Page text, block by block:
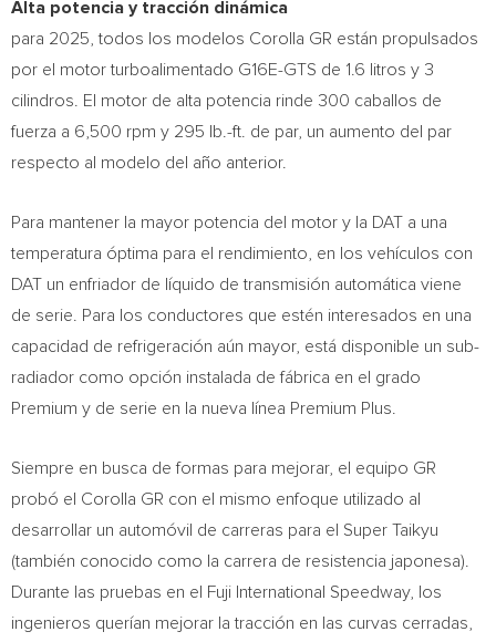
Alta potencia y tracción dinámica
para 2025, todos los modelos Corolla GR están propulsados
por el motor turboalimentado G16E-GTS de 1.6 litros y 3
cilindros. El motor de alta potencia rinde 300 caballos de
fuerza a 6,500 rpm y 295 lb.-ft. de par, un aumento del par
respecto al modelo del año anterior.
Para mantener la mayor potencia del motor y la DAT a una
temperatura óptima para el rendimiento, en los vehículos con
DAT un enfriador de líquido de transmisión automática viene
de serie. Para los conductores que estén interesados en una
capacidad de refrigeración aún mayor, está disponible un sub-
radiador como opción instalada de fábrica en el grado
Premium y de serie en la nueva línea Premium Plus.
Siempre en busca de formas para mejorar, el equipo GR
probó el Corolla GR con el mismo enfoque utilizado al
desarrollar un automóvil de carreras para el Super Taikyu
(también conocido como la carrera de resistencia japonesa).
Durante las pruebas en el Fuji International Speedway, los
ingenieros querían mejorar la tracción en las curvas cerradas,